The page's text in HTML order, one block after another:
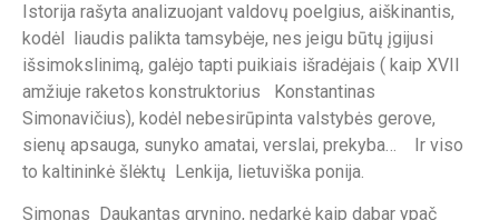
Istorija rašyta analizuojant valdovų poelgius, aiškinantis,
kodėl liaudis palikta tamsybėje, nes jeigu būtų įgijusi
išsimokslinimą, galėjo tapti puikiais išradėjais ( kaip XVII
amžiuje raketos konstruktorius Konstantinas
Simonavičius), kodėl nebesirūpinta valstybės gerove,
sienų apsauga, sunyko amatai, verslai, prekyba… Ir viso
to kaltininkė šlėktų Lenkija, lietuviška ponija.
Simonas Daukantas grynino, nedarkė kaip dabar ypač